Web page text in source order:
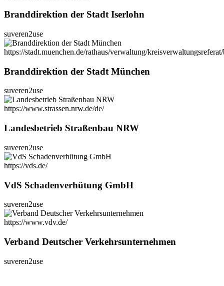
Branddirektion der Stadt Iserlohn
suveren2use
https://stadt.muenchen.de/rathaus/verwaltung/
Branddirektion der Stadt München
suveren2use
https://www.strassen.nrw.de/de/
Landesbetrieb Straßenbau NRW
suveren2use
https://vds.de/
VdS Schadenverhütung GmbH
suveren2use
https://www.vdv.de/
Verband Deutscher Verkehrsunternehmen
suveren2use